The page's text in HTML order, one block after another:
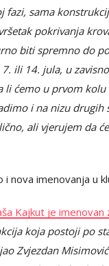
fazi, sama
pokrivanja
biti spremno do
ili 14. jula, u
li ćemo u prvom
i na nizu drugih
ali vjerujem da
nova imenovanja u
Kajkut je imenovan
koja postoji po
Zvjezdan